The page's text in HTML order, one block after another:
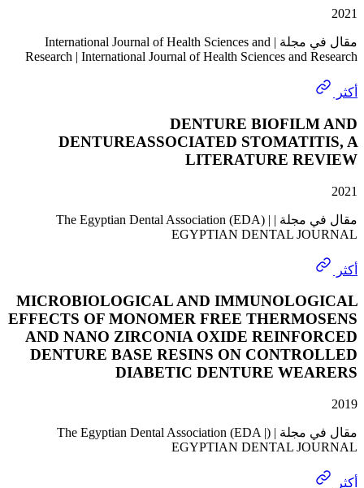
مقال في مجلة | International Journal of Health Sciences and
Research | International Journal of Health Sciences and
DENTURE
DENTUREASSOCIATED
LITERATURE
مقال في مجلة | The Egyptian Dental Association (EDA) |
EGYPTIAN DENTAL
MICROBIOLOGICAL AND
EFFECTS OF MONOMER FREE
AND NANO ZIRCONIA OXIDE
DENTURE BASE RESINS ON
DIABETIC DENTURE
مقال في مجلة | (The Egyptian Dental Association (EDA |
EGYPTIAN DENTAL